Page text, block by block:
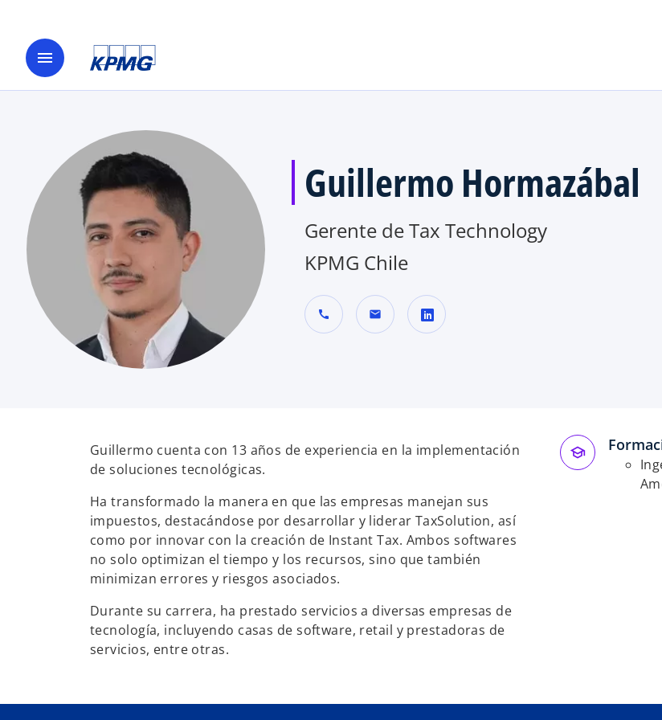
Saltar al
menu
Guillermo Hormazábal
Gerente de Tax Technology
KPMG Chile
call mail
e
u
n
a
p
t
a
Guillermo cuenta con 13 años de experiencia en la implementación
de soluciones tecnológicas.
Ha transformado la manera en que las empresas manejan sus
impuestos, destacándose por desarrollar y liderar TaxSolution, así
como por innovar con la creación de Instant Tax. Ambos softwares
no solo optimizan el tiempo y los recursos, sino que también
minimizan errores y riesgos asociados.
Durante su carrera, ha prestado servicios a diversas empresas de
tecnología, incluyendo casas de software, retail y prestadoras de
servicios, entre otras.